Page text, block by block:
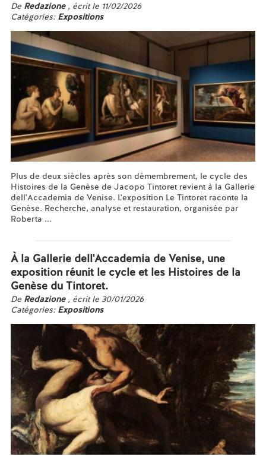
De Redazione , écrit le 11/02/2026
Catégories: Expositions
Plus de deux siècles après son démembrement, le cycle des
Histoires de la Genèse de Jacopo Tintoret revient à la Gallerie
dell'Accademia de Venise. L'exposition Le Tintoret raconte la
Genèse. Recherche, analyse et restauration, organisée par
Roberta ...
À la Gallerie dell'Accademia de Venise, une
exposition réunit le cycle et les Histoires de la
Genèse du Tintoret.
De Redazione , écrit le 30/01/2026
Catégories: Expositions